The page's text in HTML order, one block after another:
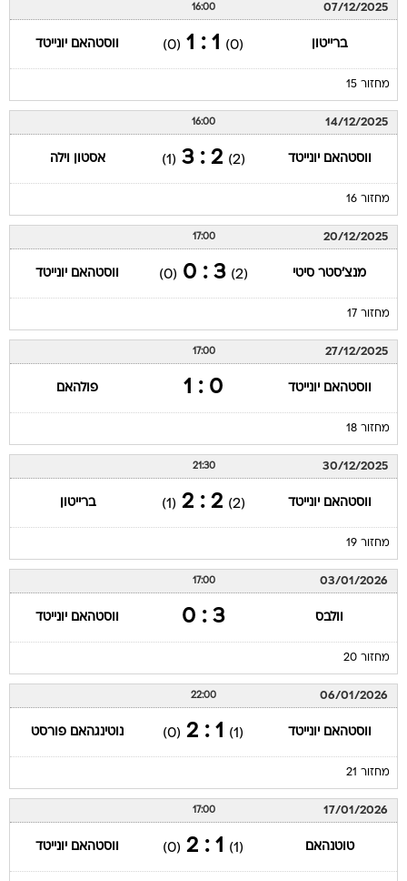
07/12/2025
16:00
ברייטון (0)
1 : 1
(0) ווסטהאם יונייטד
מחזור 15
14/12/2025
16:00
ווסטהאם יונייטד (2)
2 : 3
(1) אסטון וילה
מחזור 16
20/12/2025
17:00
מנצ'סטר סיטי (2)
3 : 0
(0) ווסטהאם יונייטד
מחזור 17
27/12/2025
17:00
ווסטהאם יונייטד 0 : 1 פולהאם
מחזור 18
30/12/2025
21:30
ווסטהאם יונייטד (2)
2 : 2
(1) ברייטון
מחזור 19
03/01/2026
17:00
וולבס 3 : 0 ווסטהאם יונייטד
מחזור 20
06/01/2026
22:00
ווסטהאם יונייטד (1)
1 : 2
(0) נוטינגהאם פורסט
מחזור 21
17/01/2026
17:00
טוטנהאם (1)
1 : 2
(0) ווסטהאם יונייטד